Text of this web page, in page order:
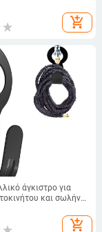
αφαιρούμενη
add_shopping_cart
άγκιστρο για
και σωλήνα
φορέας
κήπου για
βρύσης
add_shopping_cart